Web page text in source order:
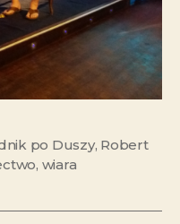
po Duszy, Robert
, wiara